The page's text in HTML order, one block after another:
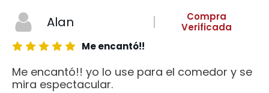
Alan
Compra
Verificada
Me encantó!!
Me encantó!! yo lo use para el comedor y se
mira espectacular.